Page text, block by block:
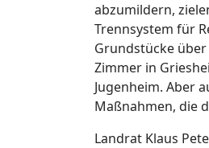
abzumildern,
Trennsystem für
Grundstücke
Zimmer in
Jugenheim. Aber
Maßnahmen, die
Landrat Klaus